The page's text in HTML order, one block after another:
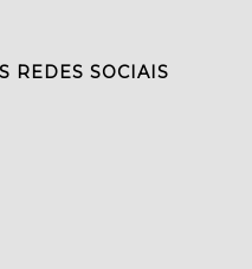
REDES SOCIAIS